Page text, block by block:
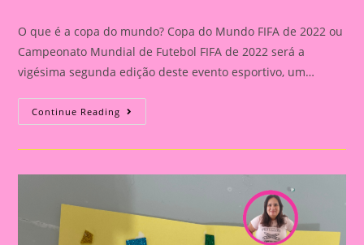
O que é a copa do mundo? Copa do Mundo FIFA de 2022 ou
Campeonato Mundial de Futebol FIFA de 2022 será a
vigésima segunda edição deste evento esportivo, um…
Continue Reading Atividade
Sobre
Copa
Algodão